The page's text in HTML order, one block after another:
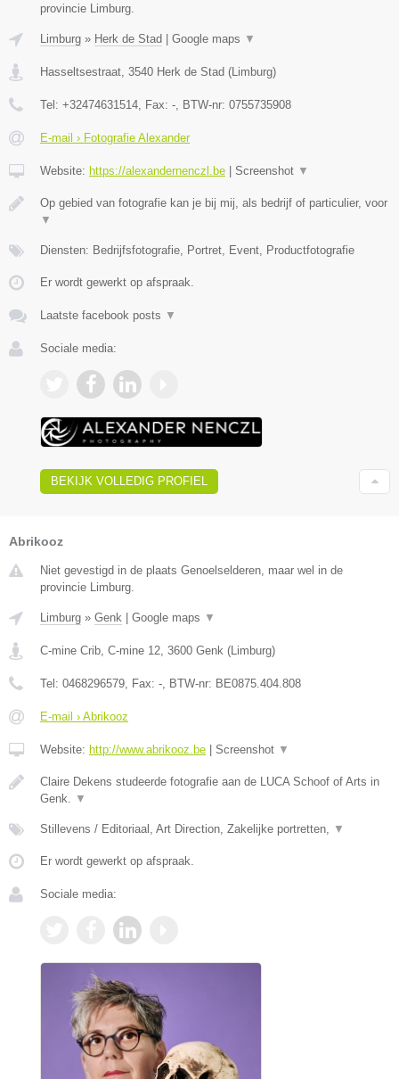
provincie Limburg.
Limburg » Herk de Stad Google maps ▼
Hasseltsestraat, 3540 Herk de Stad (Limburg)
Tel: +32474631514, Fax: -, BTW-nr: 0755735908
E-mail › Fotografie Alexander
Website: https://alexandernenczl.be Screenshot ▼
Op gebied van fotografie kan je bij mij, als bedrijf of particulier, voor
▼
Diensten: Bedrijfsfotografie, Portret, Event, Productfotografie
Er wordt gewerkt op afspraak.
Laatste facebook posts ▼
Sociale media:
BEKIJK VOLLEDIG PROFIEL
Abrikooz
Niet gevestigd in de plaats Genoelselderen, maar wel in de
provincie Limburg.
Limburg » Genk Google maps ▼
C-mine Crib, C-mine 12 3600 Genk ( Limburg)
Tel: 0468296579 , Fax: - , BTW-nr: BE0875.404.808
E-mail › Abrikooz
Website: http://www.abrikooz.be Screenshot ▼
Claire Dekens studeerde fotografie aan de LUCA Schoof of Arts in
Genk.
▼
Stillevens / Editoriaal, Art Direction, Zakelijke portretten, ▼
Er wordt gewerkt op afspraak.
Sociale media: